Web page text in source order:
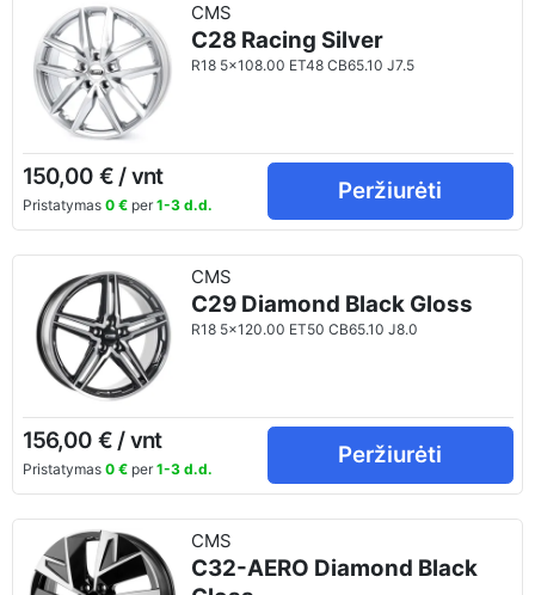
CMS
C28 Racing Silver
R18 5x108.00 ET48 CB65.10 J7.5
150,00 € / vnt
Pristatymas 0 €per 1-3 d.d.
Peržiurėti
CMS
C29 Diamond Black Gloss
R18 5x120.00 ET50 CB65.10 J8.0
156,00 € / vnt
Pristatymas 0 €per 1-3 d.d.
Peržiurėti
CMS
C32-AERO Diamond Black